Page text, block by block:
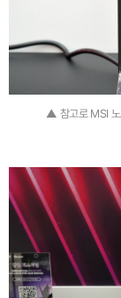
▲ 참고로 MSI 노